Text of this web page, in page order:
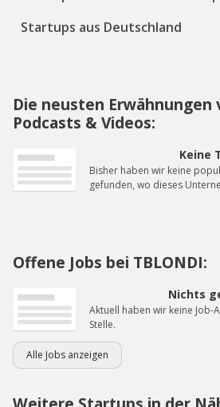
Startups aus Deutschland
Die neusten Erwähnungen
Podcasts & Videos:
Keine
Bisher haben wir keine
gefunden, wo dieses
Offene Jobs bei TBLONDI:
Nichts
Aktuell haben wir keine Job-
Stelle.
Alle Jobs anzeigen